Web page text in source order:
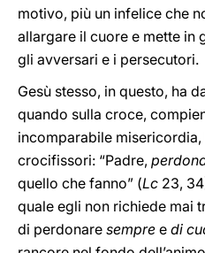
motivo, più un infelice che
allargare il cuore e mette in
gli avversari e i persecutori.
Gesù stesso, in questo, ha
quando sulla croce,
incomparabile
crocifissori: “Padre,
quello che fanno” (Lc 23,
quale egli non richiede mai
di perdonare sempre e di